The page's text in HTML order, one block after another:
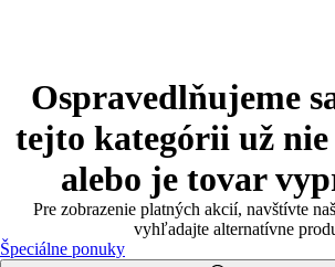
Ospravedlňujeme
tejto kategórii už
alebo je tovar
Pre zobrazenie platných akcií, navštívte
vyhľadajte alternatívne
Špeciálne ponuky